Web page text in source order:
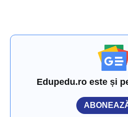
Edupedu.ro este și